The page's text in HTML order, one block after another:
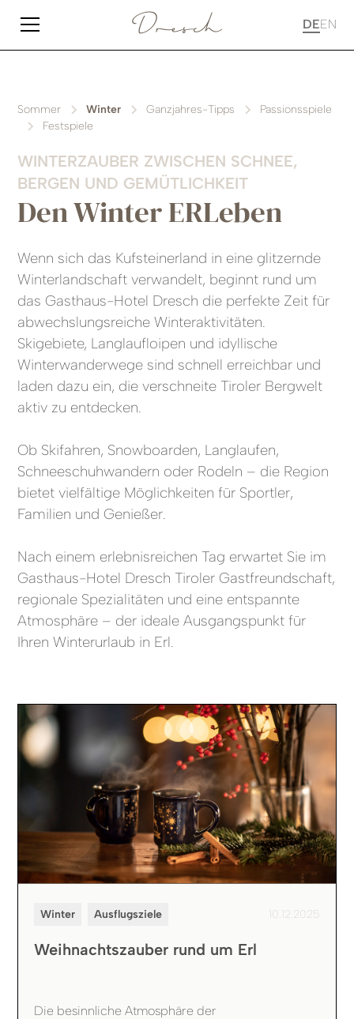
DEEN
Sommer Winter Ganzjahres-Tipps
Passionsspiele
Festspiele
WINTERZAUBER ZWISCHEN SCHNEE,
BERGEN UND GEMÜTLICHKEIT
Den Winter ERLeben
Wenn sich das Kufsteinerland in eine glitzernde
Winterlandschaft verwandelt, beginnt rund um
das Gasthaus-Hotel Dresch die perfekte Zeit für
abwechslungsreiche Winteraktivitäten.
Skigebiete, Langlaufloipen und idyllische
Winterwanderwege sind schnell erreichbar und
laden dazu ein, die verschneite Tiroler Bergwelt
aktiv zu entdecken.
Ob Skifahren, Snowboarden, Langlaufen,
Schneeschuhwandern oder Rodeln – die Region
bietet vielfältige Möglichkeiten für Sportler,
Familien und Genießer.
Nach einem erlebnisreichen Tag erwartet Sie im
Gasthaus-Hotel Dresch Tiroler Gastfreundschaft,
regionale Spezialitäten und eine entspannte
Atmosphäre – der ideale Ausgangspunkt für
Ihren Winterurlaub in Erl.
Winter Ausflugsziele 10.12.2025
Weihnachtszauber rund um Erl
Die besinnliche Atmosphäre der